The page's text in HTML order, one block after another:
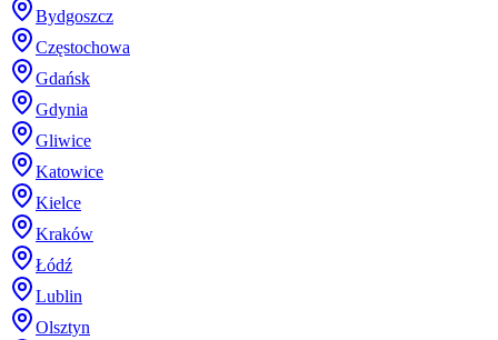
Bydgoszcz
Częstochowa
Gdańsk
Gdynia
Gliwice
Katowice
Kielce
Kraków
Łódź
Lublin
Olsztyn